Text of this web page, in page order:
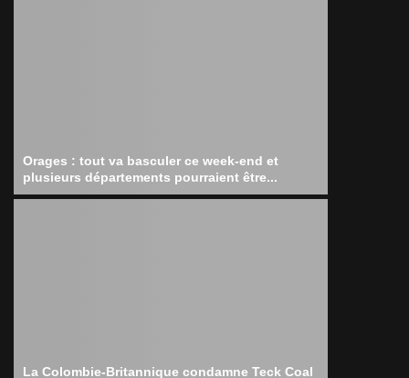
Orages : tout va basculer ce week-end et
plusieurs départements pourraient être...
La Colombie-Britannique condamne Teck Coal